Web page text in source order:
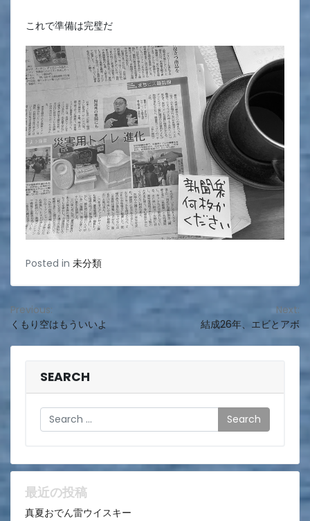
これで準備は完璧だ
Posted in 未分類
投
稿
ョ
ン
Previous:
くもり空はもういいよ
Next:
結成26年、エビとアボ
SEARCH
Search
最近の投稿
真夏おでん雷ウイスキー